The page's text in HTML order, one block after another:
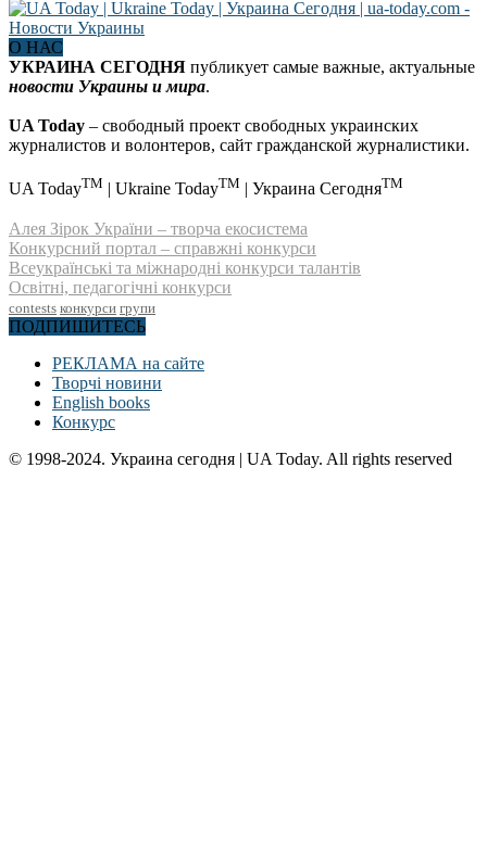
О НАС
УКРАИНА СЕГОДНЯ публикует самые важные, актуальные
новости Украины и мира.
UA Today – свободный проект свободных украинских
журналистов и волонтеров, сайт гражданской журналистики.
UA TodayTM | Ukraine TodayTM | Украина СегодняTM
Алея Зірок України – творча екосистема
Конкурсний портал – справжні конкурси
Всеукраїнські та міжнародні конкурси талантів
Освітні, педагогічні конкурси
contests конкурси групи
ПОДПИШИТЕСЬ
РЕКЛАМА на сайте
Творчі новини
English books
Конкурс
© 1998-2024. Украина сегодня | UA Today. All rights reserved